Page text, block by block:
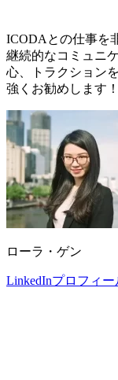
ICODAとの仕事を
継続的なコミュニ
心、トラクション
強くお勧めします！
ローラ・ゲン
LinkedInプロフィー